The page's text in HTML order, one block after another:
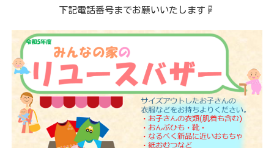
下記電話番号までお願いいたします☟